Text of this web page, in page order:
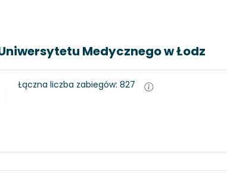
Medycznego w Łodz
Łączna liczba zabiegów: 827